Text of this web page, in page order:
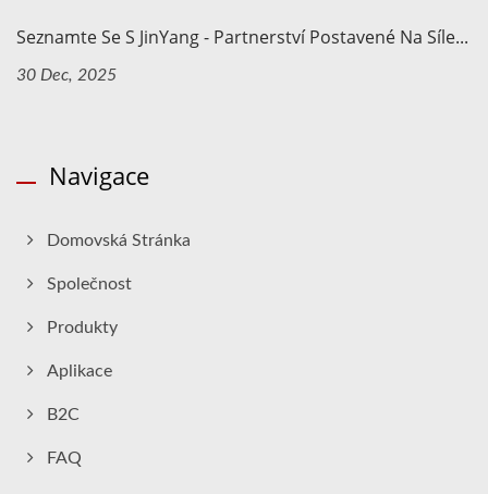
Seznamte Se S JinYang - Partnerství Postavené Na Síle...
30 Dec, 2025
Navigace
Domovská Stránka
Společnost
Produkty
Aplikace
B2C
FAQ